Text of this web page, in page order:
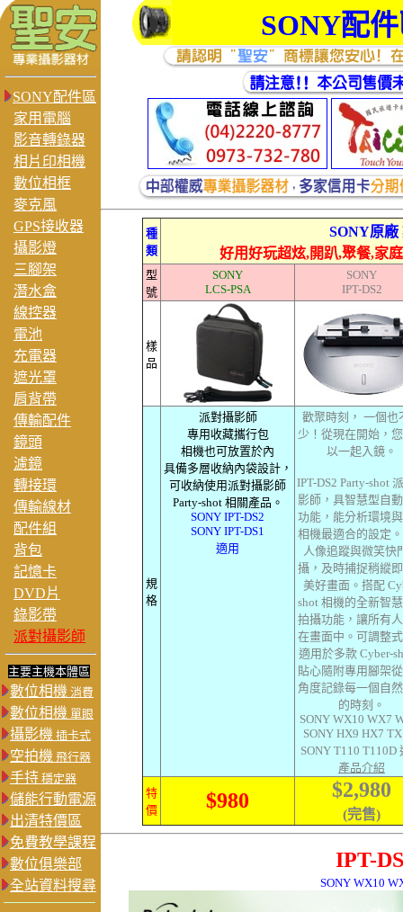
SONY配
SONY配件區
家用電腦
影音轉錄器
相片印相機
數位相框
麥克風
GPS接收器
攝影燈
三腳架
潛水盒
線控器
電池
充電器
遮光罩
肩背帶
傳輸配件
鏡頭
濾鏡
轉接環
傳輸線材
配件組
背包
記憶卡
DVD片
錄影帶
派對攝影師
主要主機本體區
數位相機 消費
數位相機 單眼
攝影機 插卡式
空拍機 飛行器
手持 穩定器
儲能行動電源
出清特價區
免費教學課程
數位俱樂部
全站資料搜尋
種
類
SONY原廠
好用好玩超炫,開趴,聚餐,家
型
號
SONY
LCS-PSA
SONY
IPT-DS2
樣
品
規
格
派對攝影師
專用收藏攜行包
相機也可放置於內
具備多層收納內袋設計，
可收納使用派對攝影師
Party-shot 相關產品。
SONY IPT-DS2
SONY IPT-DS1
適用
歡聚時刻， 一個也
少！從現在開始，
以一起入鏡。
IPT-DS2 Party-shot
影師，具智慧型自
功能，能分析環境
相機最適合的設定
人像追蹤與微笑快
攝，及時捕捉稍縱
美好畫面。搭配
shot 相機的全新智
拍攝功能，讓所有
在畫面中。可調整
適用於多款 Cyber-
貼心隨附專用腳架
角度記錄每一個自
的時刻。
SONY WX10 WX7
SONY HX9 HX7
SONY T110 T110D
產品介紹
特
價
$980 $2,980
(完售)
IPT-
SONY WX10